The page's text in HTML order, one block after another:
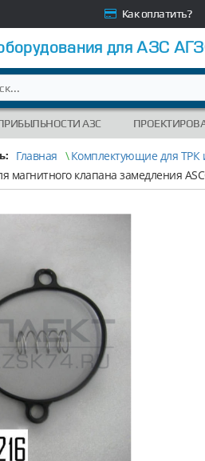
Как оплатить?
для АЗС
АЗС
Главная \Комплектующие для ТРК
магнитного клапана замедления